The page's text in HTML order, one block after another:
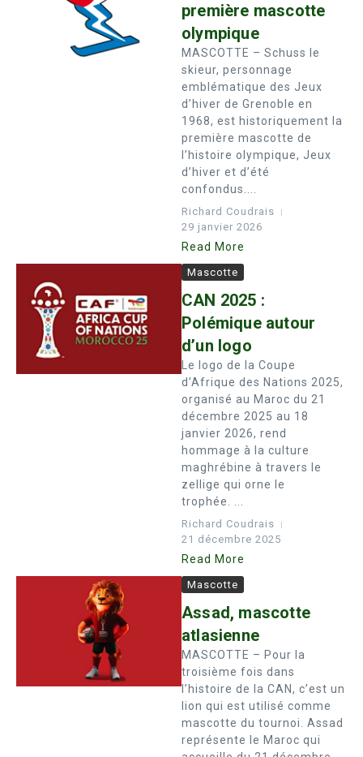
première mascotte
olympique
MASCOTTE – Schuss le
skieur, personnage
emblématique des Jeux
d’hiver de Grenoble en
1968, est historiquement la
première mascotte de
l’histoire olympique, Jeux
d’hiver et d’été
confondus....
Richard Coudrais
29 janvier 2026
Read More
Mascotte
CAN 2025 :
Polémique autour
d’un logo
Le logo de la Coupe
d’Afrique des Nations 2025,
organisé au Maroc du 21
décembre 2025 au 18
janvier 2026, rend
hommage à la culture
maghrébine à travers le
zellige qui orne le
trophée. ...
Richard Coudrais
21 décembre 2025
Read More
Mascotte
Assad, mascotte
atlasienne
MASCOTTE – Pour la
troisième fois dans
l’histoire de la CAN, c’est un
lion qui est utilisé comme
mascotte du tournoi. Assad
représente le Maroc qui